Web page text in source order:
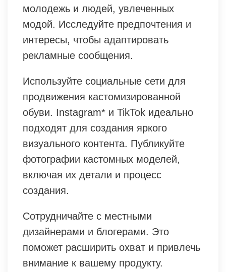
молодежь и людей, увлеченных
модой. Исследуйте предпочтения и
интересы, чтобы адаптировать
рекламные сообщения.
Используйте социальные сети для
продвижения кастомизированной
обуви. Instagram* и TikTok идеально
подходят для создания яркого
визуального контента. Публикуйте
фотографии кастомных моделей,
включая их детали и процесс
создания.
Сотрудничайте с местными
дизайнерами и блогерами. Это
поможет расширить охват и привлечь
внимание к вашему продукту.